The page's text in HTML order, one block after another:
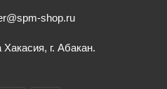
shop.ru
Хакасия, г. Абакан.